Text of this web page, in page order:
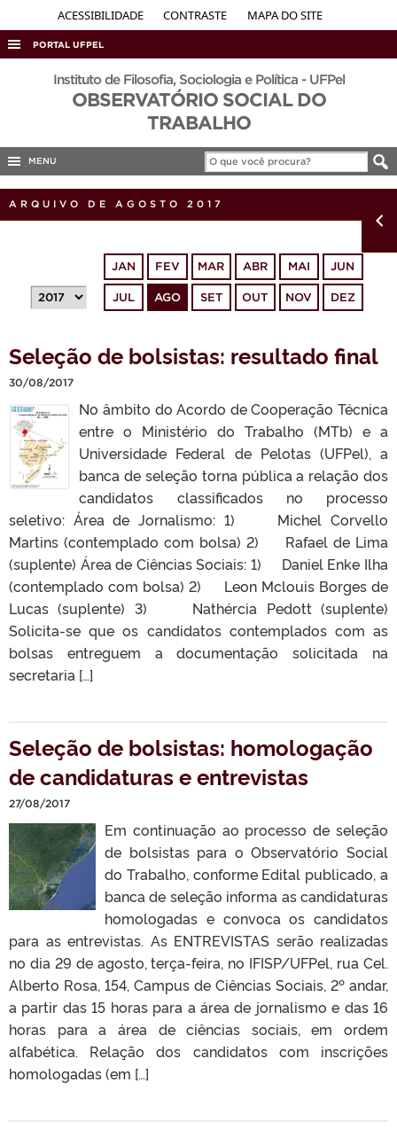
ACESSIBILIDADE CONTRASTE MAPA DO SITE
PORTAL UFPEL
ACESSO À INFORMAÇÃO
AUDITORIA
CONCURSOS
PORTARIAS
Instituto de Filosofia, Sociologia e Política - UFPel
OBSERVATÓRIO SOCIAL DO
TRABALHO
MENU
ARQUIVO DE AGOSTO 2017
JAN FEV MAR ABR MAI JUN
JUL AGO SET OUT NOV DEZ
Seleção de bolsistas: resultado final
30/08/2017
No âmbito do Acordo de Cooperação Técnica
entre o Ministério do Trabalho (MTb) e a
Universidade Federal de Pelotas (UFPel), a
banca de seleção torna pública a relação dos
candidatos classificados no processo
seletivo: Área de Jornalismo: 1) Michel Corvello
Martins (contemplado com bolsa) 2) Rafael de Lima
(suplente) Área de Ciências Sociais: 1) Daniel Enke Ilha
(contemplado com bolsa) 2) Leon Mclouis Borges de
Lucas (suplente) 3) Nathércia Pedott (suplente)
Solicita-se que os candidatos contemplados com as
bolsas entreguem a documentação solicitada na
secretaria […]
Seleção de bolsistas: homologação
de candidaturas e entrevistas
27/08/2017
Em continuação ao processo de seleção
de bolsistas para o Observatório Social
do Trabalho, conforme Edital publicado, a
banca de seleção informa as candidaturas
homologadas e convoca os candidatos
para as entrevistas. As ENTREVISTAS serão realizadas
no dia 29 de agosto, terça-feira, no IFISP/UFPel, rua Cel.
Alberto Rosa, 154, Campus de Ciências Sociais, 2º andar,
a partir das 15 horas para a área de jornalismo e das 16
horas para a área de ciências sociais, em ordem
alfabética. Relação dos candidatos com inscrições
homologadas (em […]